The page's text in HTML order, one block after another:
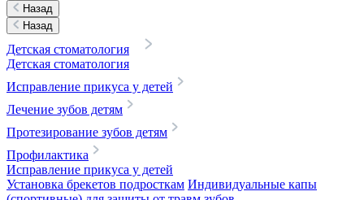
Назад
Назад
Детская стоматология
Детская стоматология
Исправление прикуса у детей
Лечение зубов детям
Протезирование зубов детям
Профилактика
Исправление прикуса у детей
Установка брекетов подросткам Индивидуальные капы